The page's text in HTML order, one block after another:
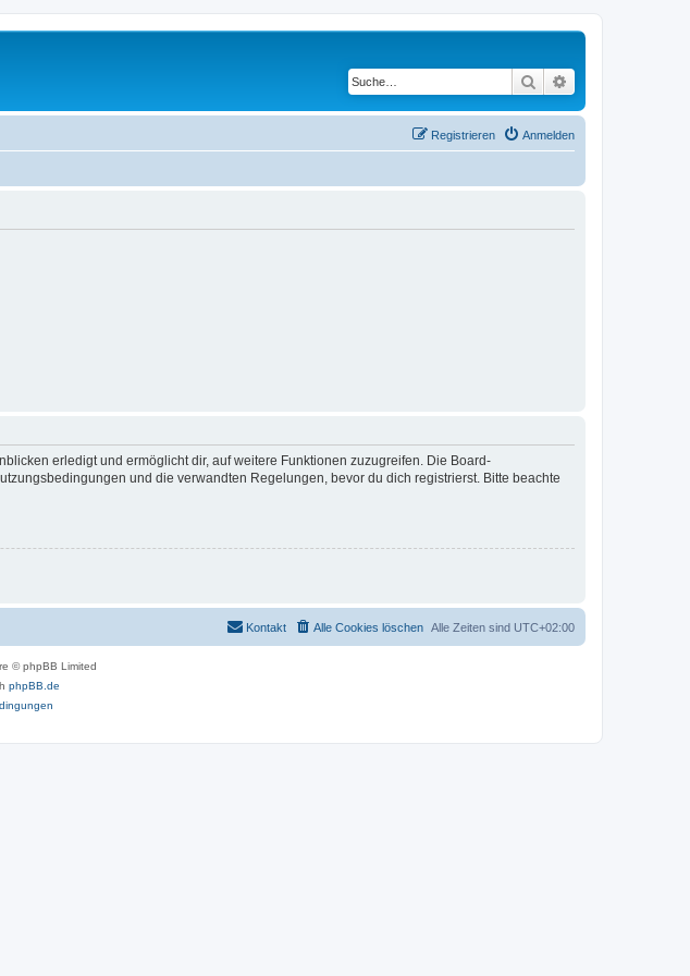
Suche
Anmelden
Registrieren
erledigt und ermöglicht dir, auf weitere Funktionen zuzugreifen. Die Board-
und die verwandten Regelungen, bevor du dich registrierst. Bitte beachte
Alle Zeiten sind UTC+02:00
Alle Cookies löschen
Kontakt
© phpBB Limited
phpBB.de